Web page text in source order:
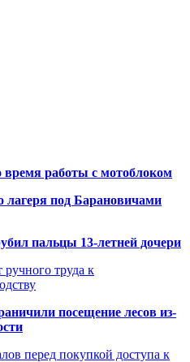
время работы с мотоблоком
лагеря под Барановичами
пальцы 13-летней дочери
ручного труда к
посещение лесов из-
перед покупкой доступа к